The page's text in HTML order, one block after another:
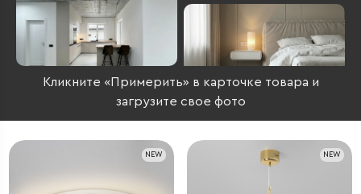
Кликните «Примерить» в карточке товара и
загрузите свое фото
NEW NEW